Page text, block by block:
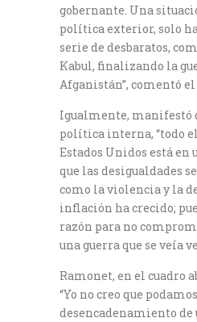
gobernante. Una
política exterior, solo
serie de desbaratos,
Kabul, finalizando la
Afganistán”, comentó
Igualmente, manifestó
política interna, “todo
Estados Unidos está en
que las desigualdades
como la violencia y la
inflación ha crecido;
razón para no
una guerra que se veía
Ramonet, en el cuadro
“Yo no creo que
desencadenamiento de